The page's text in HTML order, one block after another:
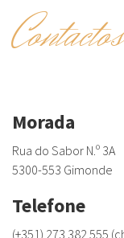
Contactos
Morada
Rua do Sabor N.º 3A
5300-553 Gimonde
Telefone
(+351) 273 382 555